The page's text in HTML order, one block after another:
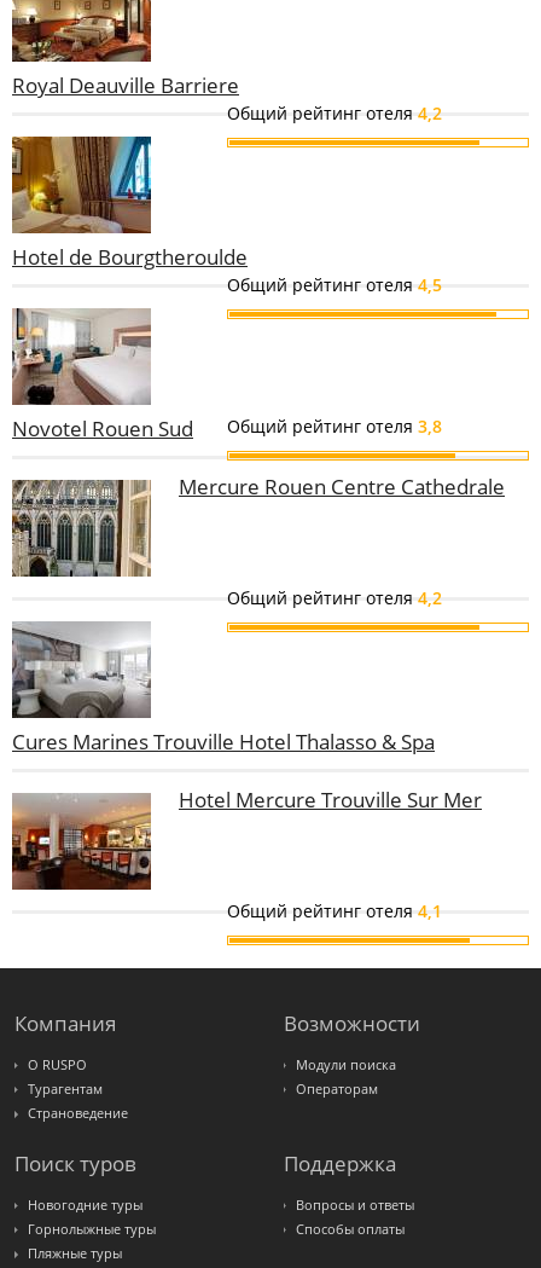
Royal Deauville Barriere
Общий рейтинг отеля 4,2
Hotel de Bourgtheroulde
Общий рейтинг отеля 4,5
Novotel Rouen Sud Общий рейтинг отеля 3,8
Mercure Rouen Centre Cathedrale
Общий рейтинг отеля 4,2
Cures Marines Trouville Hotel Thalasso & Spa
Hotel Mercure Trouville Sur Mer
Общий рейтинг отеля 4,1
Компания
О RUSPO
Турагентам
Страноведение
Возможности
Модули поиска
Операторам
Поиск туров
Новогодние туры
Горнолыжные туры
Пляжные туры
Поддержка
Вопросы и ответы
Способы оплаты